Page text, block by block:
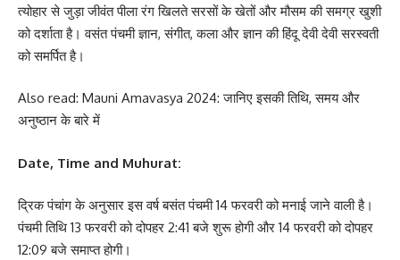
त्योहार से जुड़ा जीवंत पीला रंग खिलते सरसों के खेतों और मौसम की समग्र खुशी
को दर्शाता है। वसंत पंचमी ज्ञान, संगीत, कला और ज्ञान की हिंदू देवी देवी सरस्वती
को समर्पित है।
Also read: Mauni Amavasya 2024: जानिए इसकी तिथि, समय और
अनुष्ठान के बारे में
Date, Time and Muhurat:
द्रिक पंचांग के अनुसार इस वर्ष बसंत पंचमी 14 फरवरी को मनाई जाने वाली है।
पंचमी तिथि 13 फरवरी को दोपहर 2:41 बजे शुरू होगी और 14 फरवरी को दोपहर
12:09 बजे समाप्त होगी।